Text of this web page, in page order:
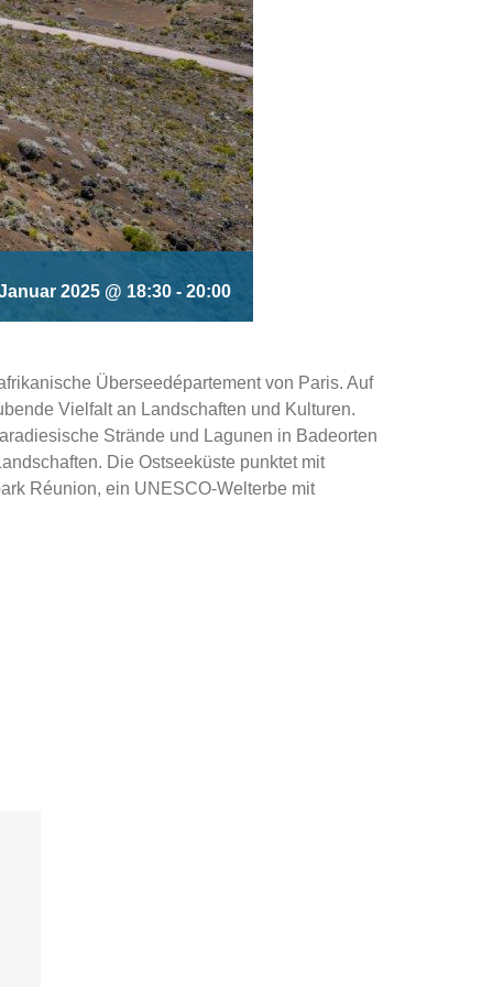
2025 @ 18:30 - 20:00
Überseedépartement von Paris. Auf
Vielfalt an Landschaften und Kulturen.
Strände und Lagunen in Badeorten
Die Ostseeküste punktet mit
Réunion, ein UNESCO-Welterbe mit